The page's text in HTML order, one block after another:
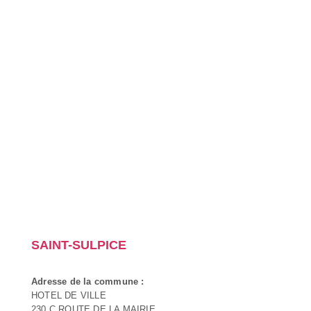
SAINT-SULPICE
Adresse de la commune :
HOTEL DE VILLE